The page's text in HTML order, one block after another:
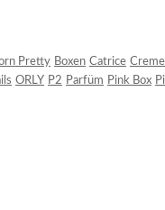
Pretty Boxen Catrice Creme
ORLY P2 Parfüm Pink Box